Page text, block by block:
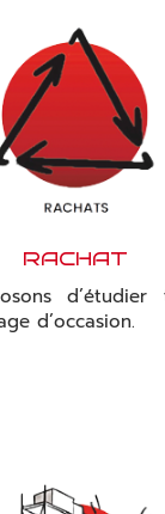
RACHAT
d’occasion.